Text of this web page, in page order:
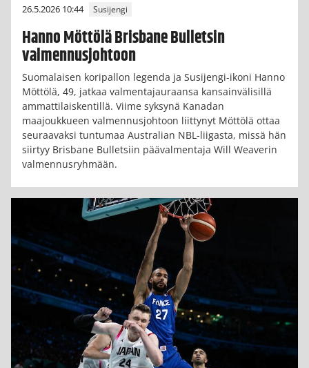
26.5.2026 10:44 Susijengi
Hanno Möttölä Brisbane Bulletsin
valmennusjohtoon
Suomalaisen koripallon legenda ja Susijengi-ikoni Hanno
Möttölä, 49, jatkaa valmentajauraansa kansainvälisillä
ammattilaiskentillä. Viime syksynä Kanadan
maajoukkueen valmennusjohtoon liittynyt Möttölä ottaa
seuraavaksi tuntumaa Australian NBL-liigasta, missä hän
siirtyy Brisbane Bulletsiin päävalmentaja Will Weaverin
valmennusryhmään.